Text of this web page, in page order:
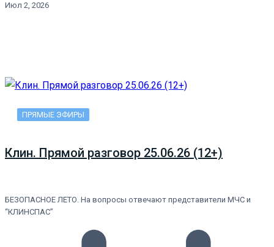
Июл 2, 2026
ПРЯМЫЕ ЭФИРЫ
Клин. Прямой разговор 25.06.26 (12+)
БЕЗОПАСНОЕ ЛЕТО. На вопросы отвечают представители МЧС и
“КЛИНСПАС”